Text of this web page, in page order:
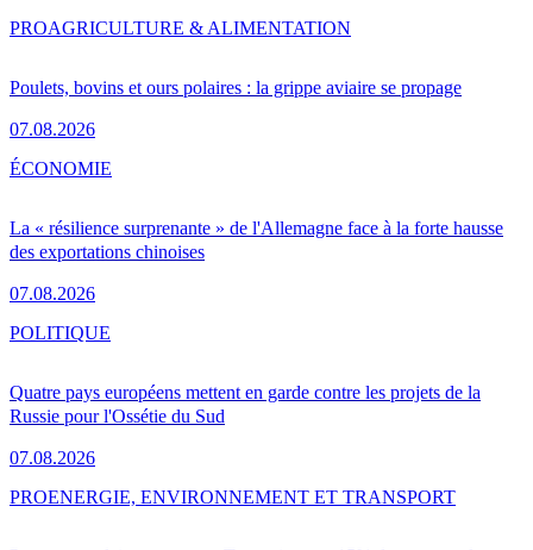
Poulets, bovins et ours polaires : la grippe aviaire se propage
07.08.2026
PROAGRICULTURE & ALIMENTATION
La « résilience surprenante » de l'Allemagne face à la forte hausse
des exportations chinoises
07.08.2026
ÉCONOMIE
Quatre pays européens mettent en garde contre les projets de la
Russie pour l'Ossétie du Sud
07.08.2026
POLITIQUE
PROENERGIE, ENVIRONNEMENT ET TRANSPORT